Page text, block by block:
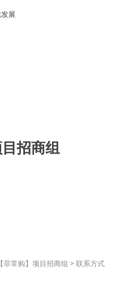
展
招商组
菲常购】项目招商组 > 联系方式